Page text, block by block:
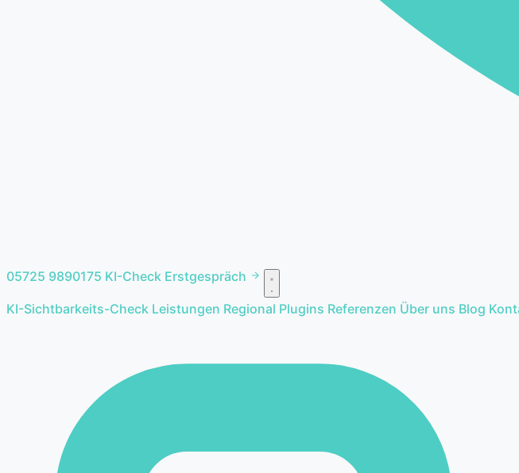
05725 9890175 KI-Check Erstgespräch
KI-Sichtbarkeits-Check Leistungen Regional Plugins Referenzen Über uns Blog